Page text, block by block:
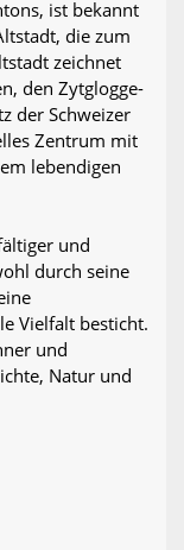
ist bekannt
die zum
zeichnet
den Zytglogge-
der Schweizer
Zentrum mit
lebendigen
und
durch seine
Vielfalt besticht.
und
Natur und